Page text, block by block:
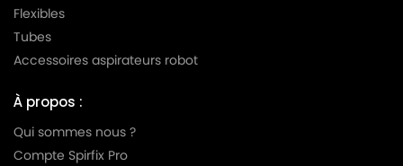
Flexibles
Tubes
Accessoires aspirateurs robot
À propos :
Qui sommes nous ?
Compte Spirfix Pro